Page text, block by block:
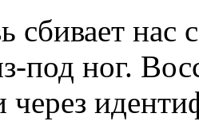
сбивает нас
под ног.
через